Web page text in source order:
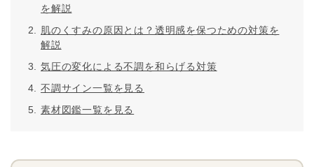
を解説
肌のくすみの原因とは？透明感を保つための対策を
解説
気圧の変化による不調を和らげる対策
不調サイン一覧を見る
素材図鑑一覧を見る